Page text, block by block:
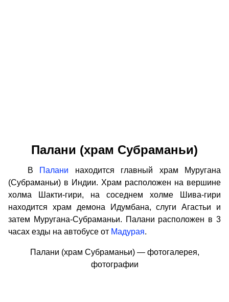
Палани (храм Субраманьи)
В Палани находится главный храм Муругана
(Субраманьи) в Индии. Храм расположен на вершине
холма Шакти-гири, на соседнем холме Шива-гири
находится храм демона Идумбана, слуги Агастьи и
затем Муругана-Субраманьи. Палани расположен в 3
часах езды на автобусе от Мадурая.
Палани (храм Субраманьи) — фотогалерея,
фотографии